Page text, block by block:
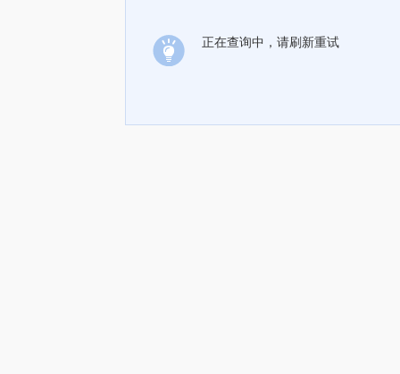
正在查询中，请刷新重试